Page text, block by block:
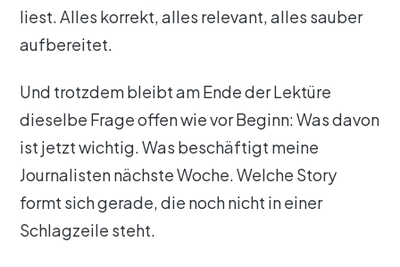
liest. Alles korrekt, alles relevant, alles sauber
aufbereitet.
Und trotzdem bleibt am Ende der Lektüre
dieselbe Frage offen wie vor Beginn: Was davon
ist jetzt wichtig. Was beschäftigt meine
Journalisten nächste Woche. Welche Story
formt sich gerade, die noch nicht in einer
Schlagzeile steht.